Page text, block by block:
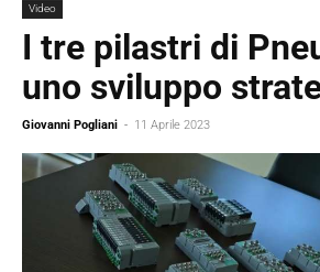
Video
I tre pilastri di
uno sviluppo
Giovanni Pogliani - 11 Aprile 2023